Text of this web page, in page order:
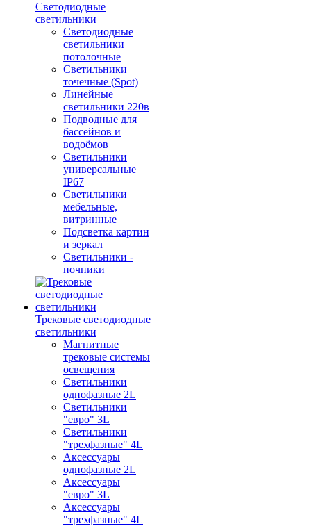
Светодиодные
светильники
Светодиодные
светильники
потолочные
Светильники
точечные (Spot)
Линейные
светильники 220в
Подводные для
бассейнов и
водоёмов
Светильники
универсальные
IP67
Светильники
мебельные,
витринные
Подсветка картин
и зеркал
Светильники -
ночники
Трековые светодиодные
светильники
Магнитные
трековые системы
освещения
Светильники
однофазные 2L
Светильники
"евро" 3L
Светильники
"трехфазные" 4L
Аксессуары
однофазные 2L
Аксессуары
"евро" 3L
Аксессуары
"трехфазные" 4L